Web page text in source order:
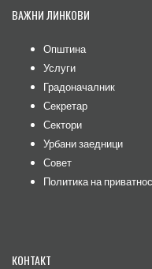
ВАЖНИ ЛИНКОВИ
Општина
Услуги
Градоначалник
Секретар
Сектори
Урбани заедници
Совет
Политика на
КОНТАКТ